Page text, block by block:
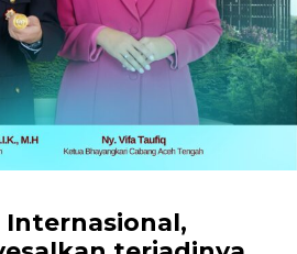
Internasional,